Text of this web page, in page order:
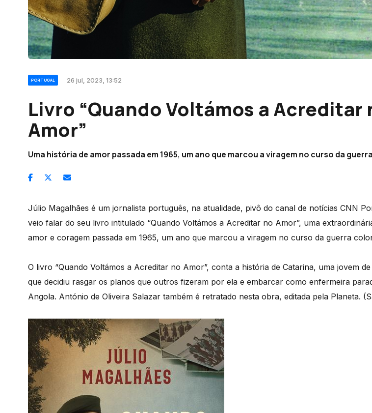
PORTUGAL 26 jul, 2023, 13:52
Livro “Quando Voltámos a Acreditar
Amor”
Uma história de amor passada em 1965, um ano que marcou a viragem no curso da
Júlio Magalhães é um jornalista português, na atualidade, pivô do canal de notícias CNN
veio falar do seu livro intitulado “Quando Voltámos a Acreditar no Amor”, uma
amor e coragem passada em 1965, um ano que marcou a viragem no curso da guerra
O livro “Quando Voltámos a Acreditar no Amor”, conta a história de Catarina, uma jovem
que decidiu rasgar os planos que outros fizeram por ela e embarcar como enfermeira
Angola. António de Oliveira Salazar também é retratado nesta obra, editada pela Planeta.